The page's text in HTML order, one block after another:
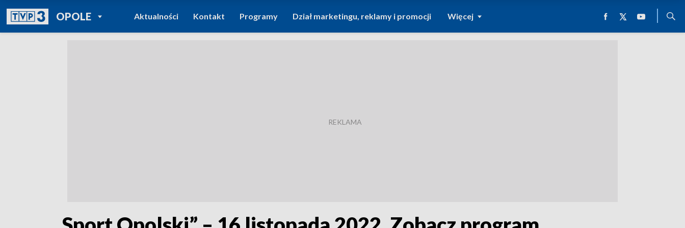
OPOLEPOWRÓT DO
TVP REGIONY
Aktualności Kontakt Programy Dział marketingu, reklamy i promocji Więcej